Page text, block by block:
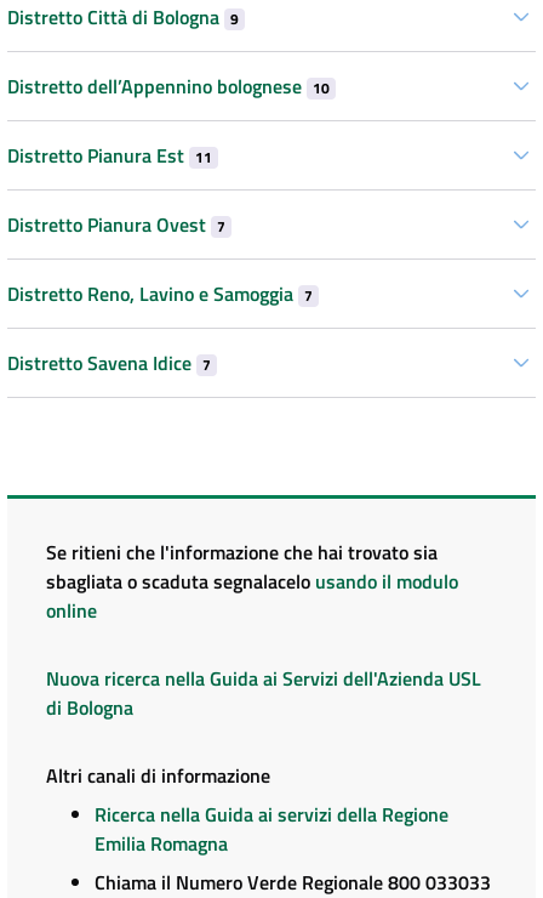
Distretto Città di Bologna 9
Distretto dell’Appennino bolognese 10
Distretto Pianura Est 11
Distretto Pianura Ovest 7
Distretto Reno, Lavino e Samoggia 7
Distretto Savena Idice 7
Se ritieni che l'informazione che hai trovato sia
sbagliata o scaduta segnalacelo usando il modulo
online
Nuova ricerca nella Guida ai Servizi dell'Azienda USL
di Bologna
Altri canali di informazione
Ricerca nella Guida ai servizi della Regione
Emilia Romagna
Chiama il Numero Verde Regionale 800 033033